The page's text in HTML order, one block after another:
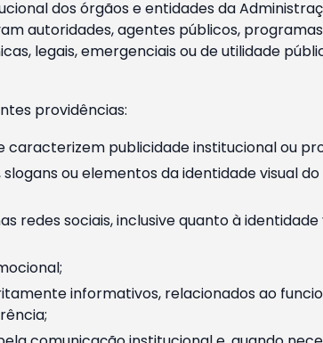
dos órgãos e entidades da
autoridades, agentes públicos,
legais, emergenciais ou de utilidade
providências:
publicidade institucional ou
ou elementos da identidade visual
redes sociais, inclusive quanto à
informativos, relacionados ao